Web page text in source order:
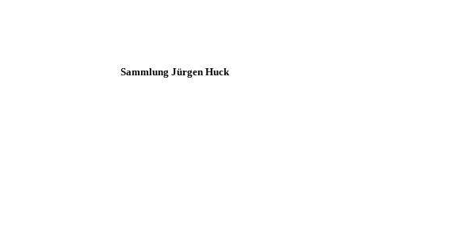
Sammlung Jürgen Huck